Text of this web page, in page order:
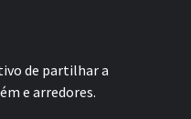
de partilhar a
e arredores.